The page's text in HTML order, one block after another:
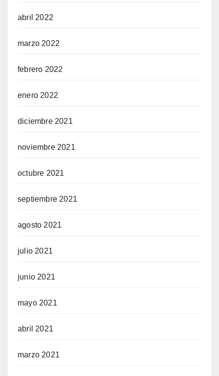
abril 2022
marzo 2022
febrero 2022
enero 2022
diciembre 2021
noviembre 2021
octubre 2021
septiembre 2021
agosto 2021
julio 2021
junio 2021
mayo 2021
abril 2021
marzo 2021